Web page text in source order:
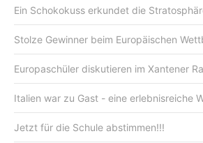
Ein Schokokuss erkundet die
Stolze Gewinner beim Europäischen
Europaschüler diskutieren im Xantener
Italien war zu Gast - eine erlebnisreiche
Jetzt für die Schule abstimmen!!!